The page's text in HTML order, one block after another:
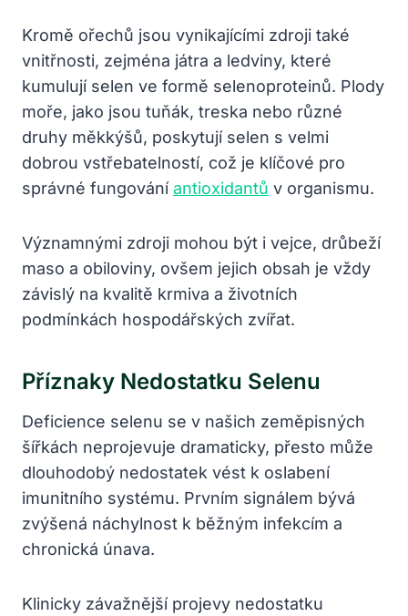
Kromě ořechů jsou vynikajícími zdroji také
vnitřnosti, zejména játra a ledviny, které
kumulují selen ve formě selenoproteinů. Plody
moře, jako jsou tuňák, treska nebo různé
druhy měkkýšů, poskytují selen s velmi
dobrou vstřebatelností, což je klíčové pro
správné fungováníantioxidantů v organismu.
Významnými zdroji mohou být i vejce, drůbeží
maso a obiloviny, ovšem jejich obsah je vždy
závislý na kvalitě krmiva a životních
podmínkách hospodářských zvířat.
Příznaky Nedostatku Selenu
Deficience selenu se v našich zeměpisných
šířkách neprojevuje dramaticky, přesto může
dlouhodobý nedostatek vést k oslabení
imunitního systému. Prvním signálem bývá
zvýšená náchylnost k běžným infekcím a
chronická únava.
Klinicky závažnější projevy nedostatku